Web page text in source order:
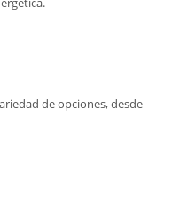
de opciones, desde